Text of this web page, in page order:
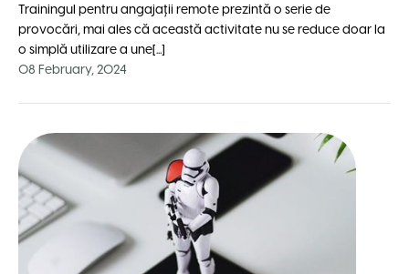
Trainingul pentru angajații remote prezintă o serie de
provocări, mai ales că această activitate nu se reduce doar la
o simplă utilizare a une[...]
08 February, 2024